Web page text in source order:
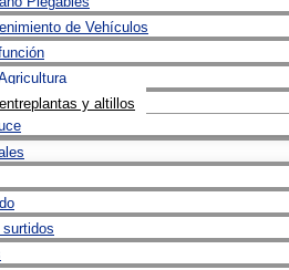
de Vehículos
y altillos